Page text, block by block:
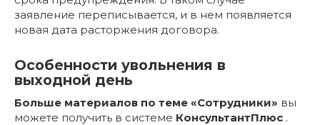
заявление переписывается, и в нем появляется
новая дата расторжения договора.
Особенности увольнения в
выходной день
Больше материалов по теме «Сотрудники» вы
можете получить в системе КонсультантПлюс .